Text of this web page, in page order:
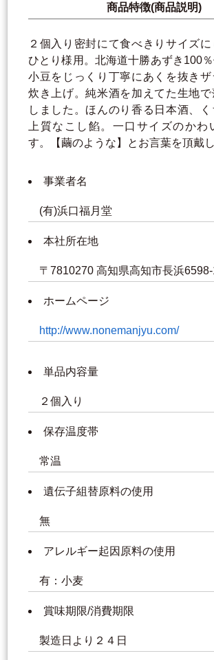
商品特徴(商品説明)
２個入り密封にて食べきりサイズ
ひとり様用。北海道十勝あずき100
小豆をじっくり丁寧にあくを抜きザ
炊き上げ。純米酒を加えてた生地
しました。ほんのり香る日本酒、
上質なこし餡。一口サイズのかわ
す。【繭のような】とお言葉を頂戴し
事業者名
(有)浜口福月堂
本社所在地
〒7810270 高知県高知市長浜
ホームページ
http://www.nonemanjyu.com/
単品内容量
２個入り
保存温度帯
常温
遺伝子組替原料の使用
無
アレルギー起因原料の使用
有：小麦
賞味期限/消費期限
製造日より２４日